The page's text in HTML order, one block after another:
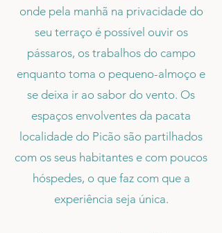
onde pela manhã na privacidade do
seu terraço é possível ouvir os
pássaros, os trabalhos do campo
enquanto toma o pequeno-almoço e
se deixa ir ao sabor do vento. Os
espaços envolventes da pacata
localidade do Picão são partilhados
com os seus habitantes e com poucos
hóspedes, o que faz com que a
experiência seja única.